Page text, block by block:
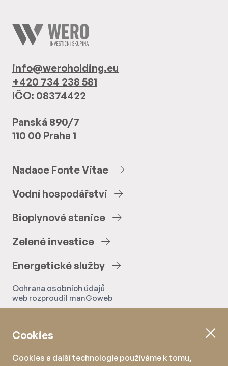
info@weroholding.eu
+420 734 238 581
IČO: 08374422
Panská 890/7
110 00 Praha 1
Nadace FonteVitae
Vodníhospodářství
Bioplynovéstanice
Zelené investice
Energetickéslužby
Ochrana osobních údajů
web rozproudil manGoweb
Cookies
Cookies a další technologie používáme k tomu,